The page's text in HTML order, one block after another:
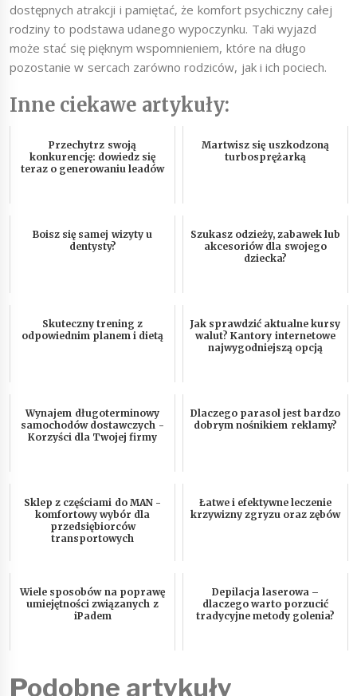
dostępnych atrakcji i pamiętać, że komfort psychiczny całej
rodziny to podstawa udanego wypoczynku. Taki wyjazd
może stać się pięknym wspomnieniem, które na długo
pozostanie w sercach zarówno rodziców, jak i ich pociech.
Inne ciekawe artykuły:
Przechytrz swoją
konkurencję: dowiedz się
teraz o generowaniu leadów
Martwisz się uszkodzoną
turbosprężarką
Boisz się samej wizyty u
dentysty?
Szukasz odzieży, zabawek lub
akcesoriów dla swojego
dziecka?
Skuteczny trening z
odpowiednim planem i dietą
Jak sprawdzić aktualne kursy
walut? Kantory internetowe
najwygodniejszą opcją
Wynajem długoterminowy
samochodów dostawczych -
Korzyści dla Twojej firmy
Dlaczego parasol jest bardzo
dobrym nośnikiem reklamy?
Sklep z częściami do MAN -
komfortowy wybór dla
przedsiębiorców
transportowych
Łatwe i efektywne leczenie
krzywizny zgryzu oraz zębów
Wiele sposobów na poprawę
umiejętności związanych z
iPadem
Depilacja laserowa –
dlaczego warto porzucić
tradycyjne metody golenia?
Podobne artykuły